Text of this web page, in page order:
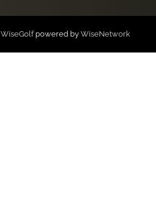
WiseGolfpowered by WiseNetwork